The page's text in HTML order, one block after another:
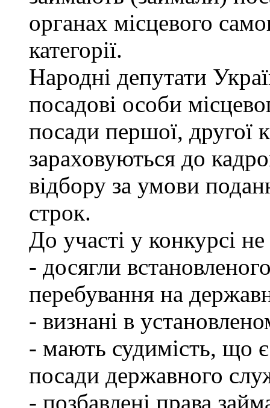
органах місцевого
категорії.
Народні депутати
посадові особи
посади першої, другої
зараховуються до
відбору за умови
строк.
До участі у конкурсі
- досягли
перебування на
- визнані в
- мають судимість, що
посади державного
- позбавлені права